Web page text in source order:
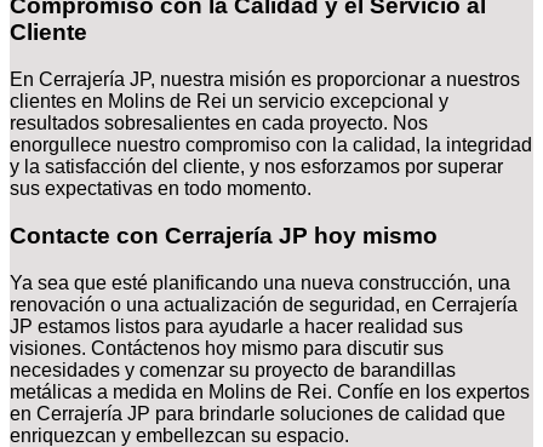
Compromiso con la Calidad y el Servicio al
Cliente
En Cerrajería JP, nuestra misión es proporcionar a nuestros
clientes en Molins de Rei un servicio excepcional y
resultados sobresalientes en cada proyecto. Nos
enorgullece nuestro compromiso con la calidad, la integridad
y la satisfacción del cliente, y nos esforzamos por superar
sus expectativas en todo momento.
Contacte con Cerrajería JP hoy mismo
Ya sea que esté planificando una nueva construcción, una
renovación o una actualización de seguridad, en Cerrajería
JP estamos listos para ayudarle a hacer realidad sus
visiones. Contáctenos hoy mismo para discutir sus
necesidades y comenzar su proyecto de barandillas
metálicas a medida en Molins de Rei. Confíe en los expertos
en Cerrajería JP para brindarle soluciones de calidad que
enriquezcan y embellezcan su espacio.